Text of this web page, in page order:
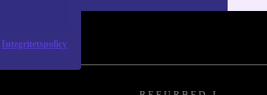
Integritetspolicy